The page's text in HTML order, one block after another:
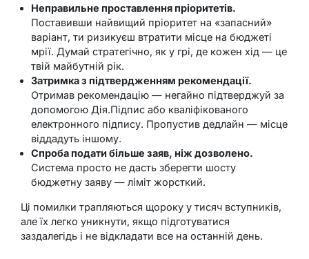
Неправильне проставлення пріоритетів.
Поставивши найвищий пріоритет на «запасний»
варіант, ти ризикуєш втратити місце на бюджеті
мрії. Думай стратегічно, як у грі, де кожен хід — це
твій майбутній рік.
Затримка з підтвердженням рекомендації.
Отримав рекомендацію — негайно підтверджуй за
допомогою Дія.Підпис або кваліфікованого
електронного підпису. Пропустив дедлайн — місце
віддадуть іншому.
Спроба подати більше заяв, ніж дозволено.
Система просто не дасть зберегти шосту
бюджетну заяву — ліміт жорсткий.
Ці помилки трапляються щороку у тисяч вступників,
але їх легко уникнути, якщо підготуватися
заздалегідь і не відкладати все на останній день.